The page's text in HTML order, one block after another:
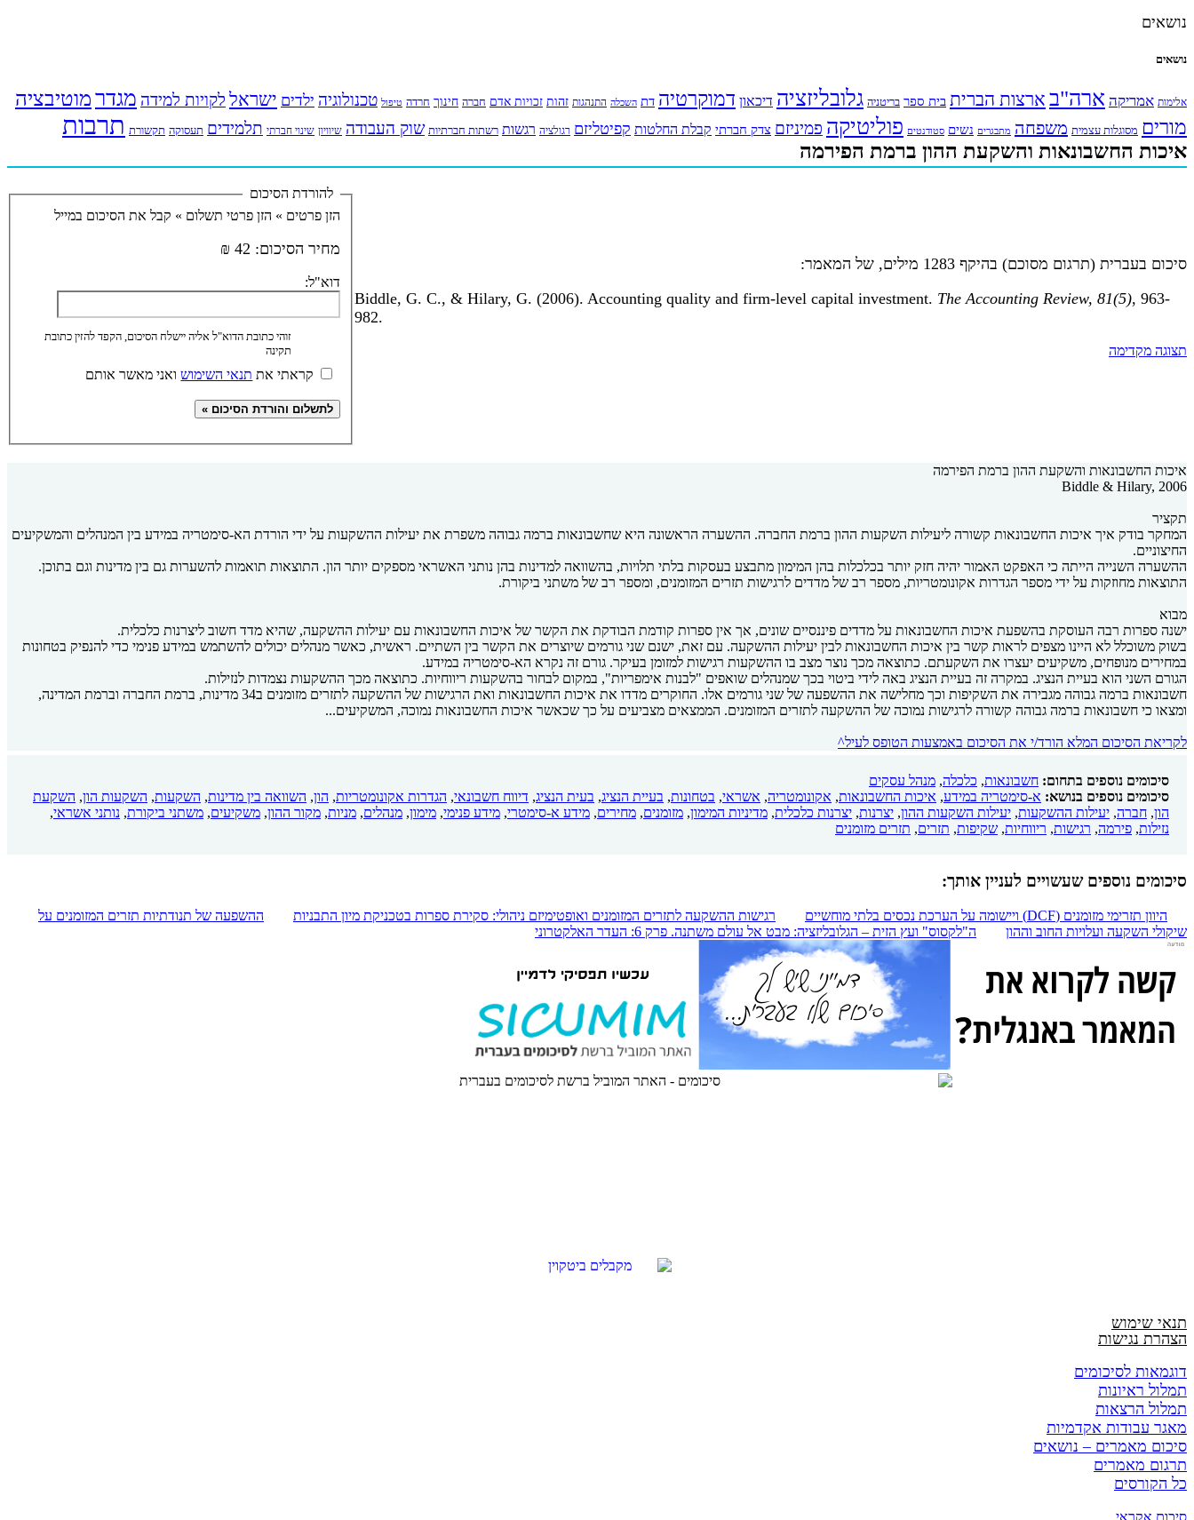
נושאים
נושאים
אלימות אמריקה ארה"ב ארצות הברית בית ספר בריטניה גלובליזציה דיכאון דמוקרטיה דת השכלה התנהגות זהות זכויות אדם חברה חינוך חרדה טיפול טכנולוגיה ילדים ישראל לקויות למידה מגדרמוטיבציה
מורים מסוגלות עצמית משפחה מתבגרים נשים סטודנטים פוליטיקה פמיניזם צדק חברתי קבלת החלטות קפיטליזם רגולציה רגשות רשתות חברתיות שוק העבודה שיוויון שינוי חברתי תלמידים תעסוקה תקשורת תרבות
איכות החשבונאות והשקעת ההון ברמת הפירמה
סיכום בעברית (תרגום מסוכם) בהיקף 1283 מילים, של המאמר:
Biddle, G. C., & Hilary, G. (2006). Accounting quality and firm-level capital investment. The Accounting Review, 81(5), 963-
תצוגה מקדימה
להורדת הסיכום
הזן פרטים » הזן פרטי תשלום » קבל את הסיכום במייל
מחיר הסיכום: 42 ₪
דוא"ל:
זוהי כתובת הדוא"ל אליה יישלח הסיכום, הקפד להזין כתובת
תקינה
תנאי השימושואני מאשר אותם
איכות החשבונאות והשקעת ההון ברמת הפירמה
Biddle & Hilary, 2006
תקציר
המחקר בודק איך איכות החשבונאות קשורה ליעילות השקעות ההון ברמת החברה. ההשערה הראשונה היא שחשבונאות ברמה גבוהה משפרת את יעילות ההשקעות על ידי הורדת הא-סימטריה במידע בין המנהלים והמשקיעים
החיצוניים.
ההשערה השנייה הייתה כי האפקט האמור יהיה חזק יותר בכלכלות בהן המימון מתבצע בעסקות בלתי תלויות, בהשוואה למדינות בהן נותני האשראי מספקים יותר הון. התוצאות תואמות להשערות גם בין מדינות וגם בתוכן.
התוצאות מחוזקות על ידי מספר הגדרות אקונומטריות, מספר רב של מדדים לרגישות תזרים המזומנים, ומספר רב של משתני ביקורת.
מבוא
ישנה ספרות רבה העוסקת בהשפעת איכות החשבונאות על מדדים פיננסיים שונים, אך אין ספרות קודמת הבודקת את הקשר של איכות החשבונאות עם יעילות ההשקעה, שהיא מדד חשוב ליצרנות כלכלית.
בשוק משוכלל לא היינו מצפים לראות קשר בין איכות החשבונאות לבין יעילות ההשקעה. עם זאת, ישנם שני גורמים שיוצרים את הקשר בין השתיים. ראשית, כאשר מנהלים יכולים להשתמש במידע פנימי כדי להנפיק בטחונות
במחירים מנופחים, משקיעים יעצרו את השקעתם. כתוצאה מכך נוצר מצב בו ההשקעות רגישות למזומן בעיקר. גורם זה נקרא הא-סימטריה במידע.
הגורם השני הוא בעיית הנציג. במקרה זה בעיית הנציג באה לידי ביטוי בכך שמנהלים שואפים "לבנות אימפריות", במקום לבחור בהשקעות ריווחיות. כתוצאה מכך ההשקעות נצמדות לנזילות.
חשבונאות ברמה גבוהה מגבירה את השקיפות וכך מחלישה את ההשפעה של שני גורמים אלו. החוקרים מדדו את איכות החשבונאות ואת הרגישות של ההשקעה לתזרים מזומנים ב34 מדינות, ברמת החברה וברמת המדינה,
ומצאו כי חשבונאות ברמה גבוהה קשורה לרגישות נמוכה של ההשקעה לתזרים המזומנים. הממצאים מצביעים על כך שכאשר איכות החשבונאות נמוכה, המשקיעים...
לקריאת הסיכום המלא הורד/י את הסיכום באמצעות הטופס לעיל^
סיכומים נוספים בתחום: חשבונאות, כלכלה, מנהל עסקים
סיכומים נוספים בנושא: א-סימטריה במידע, איכות החשבונאות, אקונומטריה, אשראי, בטחונות, בעיית הנציג, בעית הנציג, דיווח חשבונאי, הגדרות אקונומטריות, הון, השוואה בין מדינות, השקעות, השקעות הון, השקעת
הון, חברה, יעילות ההשקעות, יעילות השקעות ההון, יצרנות, יצרנות כלכלית, מדיניות המימון, מזומנים, מחירים, מידע א-סימטרי, מידע פנימי, מימון, מנהלים, מניות, מקור ההון, משקיעים, משתני ביקורת, נותני אשראי,
נזילות, פירמה, רגישות, ריווחיות, שקיפות, תזרים, תזרים מזומנים
סיכומים נוספים שעשויים לעניין אותך:
היוון תזרימי מזומנים (DCF) ויישומה על הערכת נכסים בלתי מוחשיים רגישות ההשקעה לתזרים המזומנים ואופטימיזם ניהולי: סקירת ספרות בטכניקת מיון התבניות
ההשפעה של תנודתיות תזרים המזומנים על
שיקולי השקעה ועלויות החוב וההון
ה"לקסוס" ועץ הזית – הגלובליזציה: מבט אל עולם משתנה. פרק 6: העדר האלקטרוני
תנאי שימוש
הצהרת נגישות
דוגמאות לסיכומים
תמלול ראיונות
תמלול הרצאות
מאגר עבודות אקדמיות
סיכום מאמרים – נושאים
תרגום מאמרים
כל הקורסים
סיכום אקראי